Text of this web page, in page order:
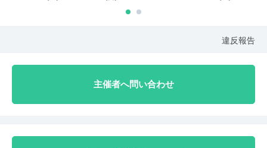
違反報告
主催者へ問い合わせ